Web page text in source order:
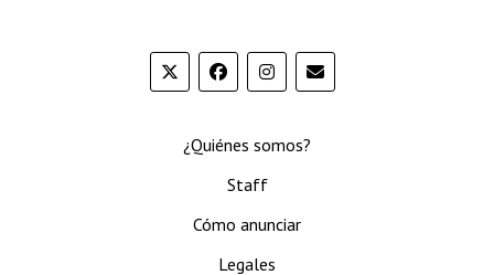
¿Quiénes somos?
Staff
Cómo anunciar
Legales